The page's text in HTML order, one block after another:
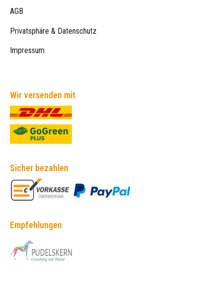
AGB
Privatsphäre & Datenschutz
Impressum
Wir versenden mit
Sicher bezahlen
Empfehlungen